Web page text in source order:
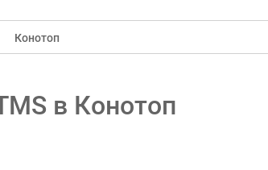
Конотоп
в Конотоп